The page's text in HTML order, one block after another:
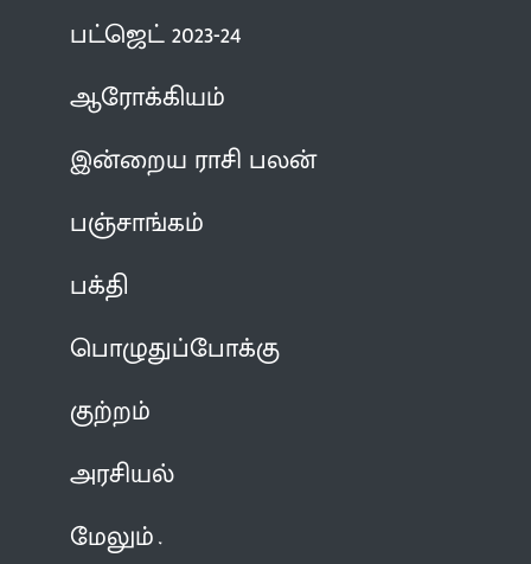
பட்ஜெட் 2023-24
ஆரோக்கியம்
இன்றைய ராசி பலன்
பஞ்சாங்கம்
பக்தி
பொழுதுப்போக்கு
குற்றம்
அரசியல்
மேலும்